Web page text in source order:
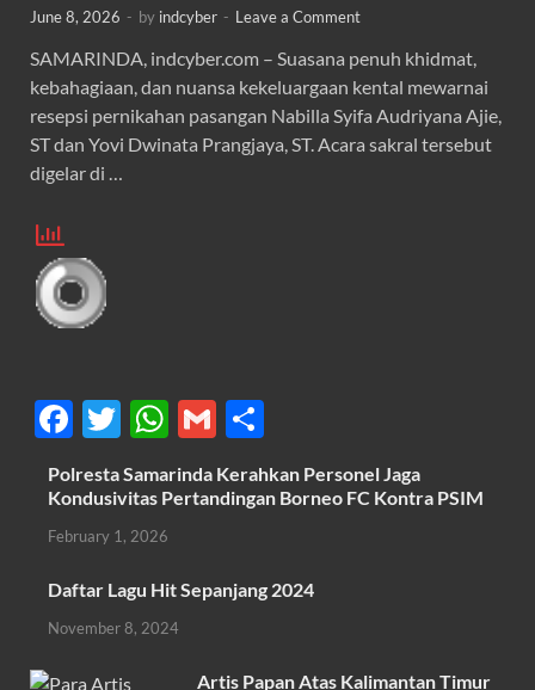
June 8, 2026 - by indcyber - Leave a Comment
SAMARINDA, indcyber.com – Suasana penuh khidmat,
kebahagiaan, dan nuansa kekeluargaan kental mewarnai
resepsi pernikahan pasangan Nabilla Syifa Audriyana Ajie,
ST dan Yovi Dwinata Prangjaya, ST. Acara sakral tersebut
digelar di …
F
ac
e
b
o
o
k
T
w
itt
er
W
h
at
A
p
p
G
m
ail
h
ar
Polresta Samarinda Kerahkan Personel Jaga
Kondusivitas Pertandingan Borneo FC Kontra PSIM
February 1, 2026
Daftar Lagu Hit Sepanjang 2024
November 8, 2024
Artis Papan Atas Kalimantan Timur